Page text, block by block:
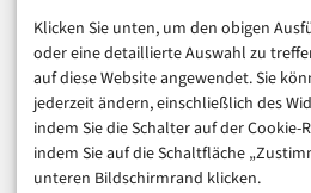
Klicken Sie unten, um den obigen
oder eine detaillierte Auswahl zu
auf diese Website angewendet. Sie
jederzeit ändern, einschließlich des
indem Sie die Schalter auf der
indem Sie auf die Schaltfläche
unteren Bildschirmrand klicken.
Magazin
Unsere Redaktion
Werbeformate & Media Kit
Rechtliches